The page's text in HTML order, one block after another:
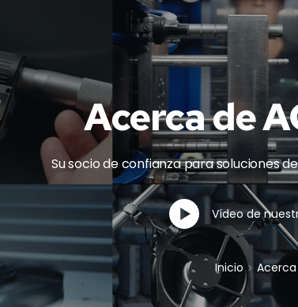
Acerca de
Su socio de confianza para soluciones
Vídeo de
Inicio